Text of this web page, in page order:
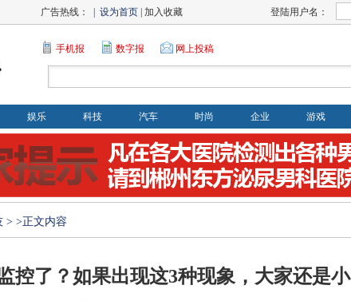
广告热线： | 设为首页 | 加入收藏 登陆用户名：
手机报 数字报 网上投稿
娱乐 科技 汽车 时尚 企业 游戏
> >正文内容
控了？如果出现这3种现象，大家还是小